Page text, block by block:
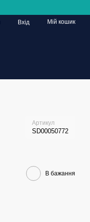
Вхід Мій кошик
Артикул
SD00050772
В бажання